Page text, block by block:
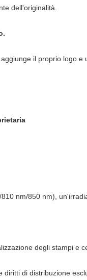
dell'originalità.
il proprio logo
nm/850 nm),
degli stampi e
di distribuzione